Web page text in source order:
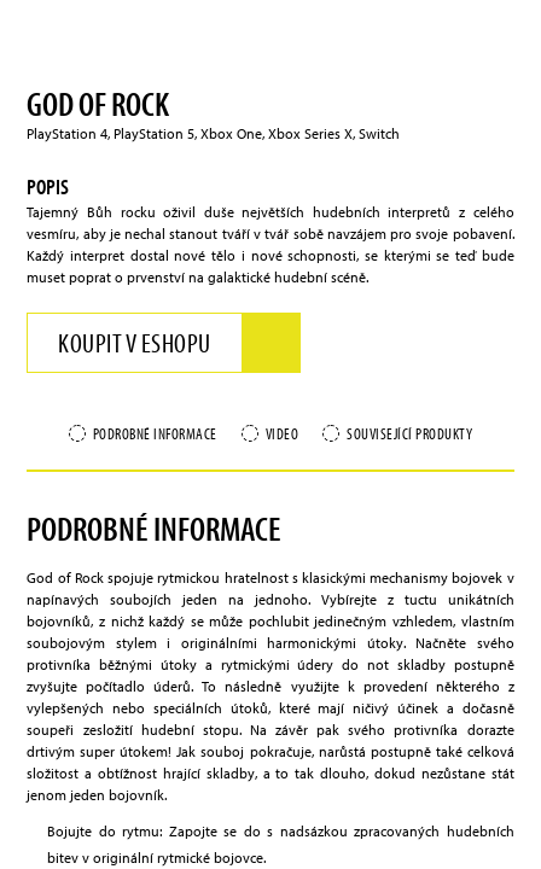
GOD OF ROCK
PlayStation 4, PlayStation 5, Xbox One, Xbox Series X, Switch
POPIS
Tajemný Bůh rocku oživil duše největších hudebních interpretů z celého
vesmíru, aby je nechal stanout tváří v tvář sobě navzájem pro svoje pobavení.
Každý interpret dostal nové tělo i nové schopnosti, se kterými se teď bude
muset poprat o prvenství na galaktické hudební scéně.
KOUPIT V ESHOPU
PODROBNÉ INFORMACE VIDEO SOUVISEJÍCÍ PRODUKTY
PODROBNÉ INFORMACE
God of Rock spojuje rytmickou hratelnost s klasickými mechanismy bojovek v
napínavých soubojích jeden na jednoho. Vybírejte z tuctu unikátních
bojovníků, z nichž každý se může pochlubit jedinečným vzhledem, vlastním
soubojovým stylem i originálními harmonickými útoky. Načněte svého
protivníka běžnými útoky a rytmickými údery do not skladby postupně
zvyšujte počítadlo úderů. To následně využijte k provedení některého z
vylepšených nebo speciálních útoků, které mají ničivý účinek a dočasně
soupeři zesložití hudební stopu. Na závěr pak svého protivníka dorazte
drtivým super útokem! Jak souboj pokračuje, narůstá postupně také celková
složitost a obtížnost hrající skladby, a to tak dlouho, dokud nezůstane stát
jenom jeden bojovník.
Bojujte do rytmu: Zapojte se do s nadsázkou zpracovaných hudebních
bitev v originální rytmické bojovce.